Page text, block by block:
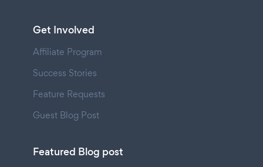
Get Involved
Affiliate Program
Success Stories
Feature Requests
Guest Blog Post
Featured Blog post